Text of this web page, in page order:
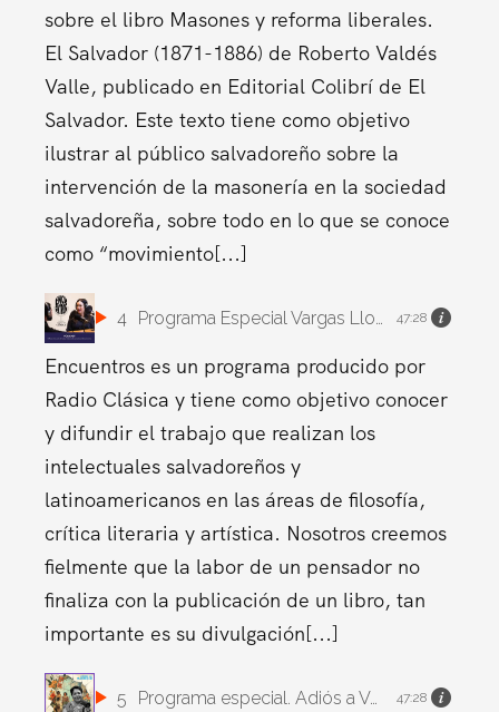
sobre el libro Masones y reforma liberales.
El Salvador (1871-1886) de Roberto Valdés
Valle, publicado en Editorial Colibrí de El
Salvador. Este texto tiene como objetivo
ilustrar al público salvadoreño sobre la
intervención de la masonería en la sociedad
salvadoreña, sobre todo en lo que se conoce
como “movimiento[...]
4 47:28
Encuentros es un programa producido por
Radio Clásica y tiene como objetivo conocer
y difundir el trabajo que realizan los
intelectuales salvadoreños y
latinoamericanos en las áreas de filosofía,
crítica literaria y artística. Nosotros creemos
fielmente que la labor de un pensador no
finaliza con la publicación de un libro, tan
importante es su divulgación[...]
5 Programa especial. Adiós a Vargas Llosa y al boom 47:28